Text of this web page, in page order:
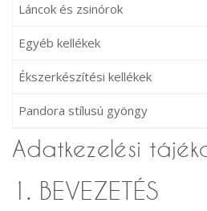
Láncok és zsinórok
Egyéb kellékek
Ékszerkészítési kellékek
Pandora stílusú gyöngy
Adatkezelési
1. BEVEZETÉS